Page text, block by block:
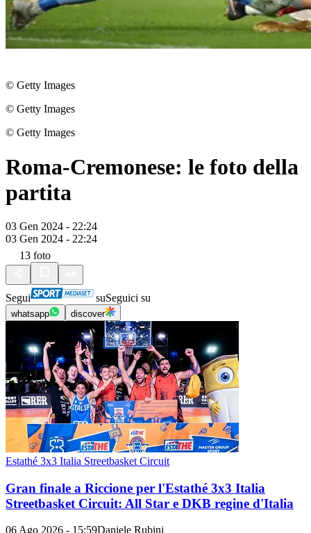
© Getty Images
© Getty Images
© Getty Images
Roma-Cremonese: le foto della
partita
03 Gen 2024 - 22:24
03 Gen 2024 - 22:24
13 foto
Segui suSeguici su
whatsapp discover
Estathé 3x3 Italia Streetbasket Circuit
Gran finale a Riccione per l'Estathé 3x3 Italia
Streetbasket Circuit: All Star e DKB regine d'Italia
06 Ago 2026 - 15:59Daniele Rubini